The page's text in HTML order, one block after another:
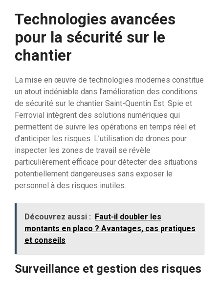
Technologies avancées
pour la sécurité sur le
chantier
La mise en œuvre de technologies modernes constitue
un atout indéniable dans l’amélioration des conditions
de sécurité sur le chantier Saint-Quentin Est. Spie et
Ferrovial intègrent des solutions numériques qui
permettent de suivre les opérations en temps réel et
d’anticiper les risques. L’utilisation de drones pour
inspecter les zones de travail se révèle
particulièrement efficace pour détecter des situations
potentiellement dangereuses sans exposer le
personnel à des risques inutiles.
Découvrez aussi : Faut-il doubler les
montants en placo ? Avantages, cas pratiques
et conseils
Surveillance et gestion des risques